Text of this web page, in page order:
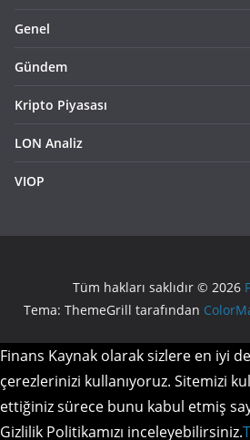
Genel
Gündem
Kripto Piyasası
LON Analiz
VIOP
Tüm hakları saklıdır © 2026
Tema: ThemeGrill tarafından
Finans Kaynak olarak sizlere en iyi
çerezlerinizi kullanıyoruz. Sitemizi
ettiğiniz sürece bunu kabul etmiş
Gizlilik Politikamızı inceleyebilirsiniz.